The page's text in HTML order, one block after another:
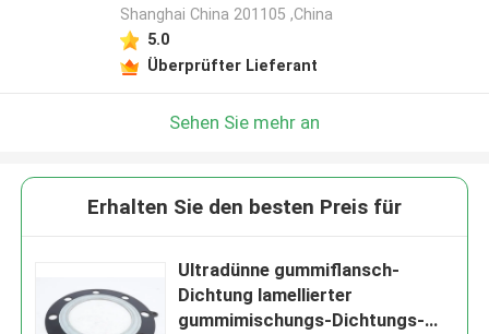
Shanghai China 201105 ,China
5.0
Überprüfter Lieferant
Sehen Sie mehr an
Erhalten Sie den besten Preis für
Ultradünne gummiflansch-
Dichtung lamellierter
gummimischungs-Dichtungs-